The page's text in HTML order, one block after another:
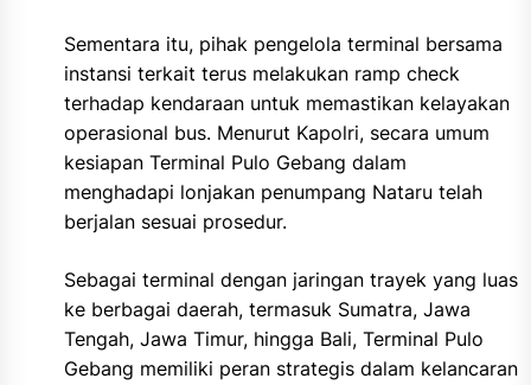
Sementara itu, pihak pengelola terminal bersama
instansi terkait terus melakukan ramp check
terhadap kendaraan untuk memastikan kelayakan
operasional bus. Menurut Kapolri, secara umum
kesiapan Terminal Pulo Gebang dalam
menghadapi lonjakan penumpang Nataru telah
berjalan sesuai prosedur.
Sebagai terminal dengan jaringan trayek yang luas
ke berbagai daerah, termasuk Sumatra, Jawa
Tengah, Jawa Timur, hingga Bali, Terminal Pulo
Gebang memiliki peran strategis dalam kelancaran